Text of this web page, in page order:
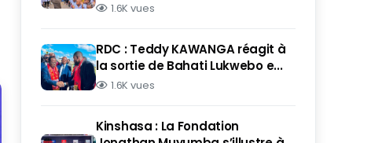
1.6K vues
RDC : Teddy KAWANGA réagit à
la sortie de Bahati Lukwebo e...
1.6K vues
Kinshasa : La Fondation